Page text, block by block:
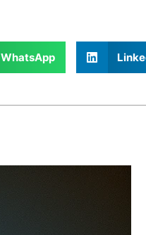
WhatsApp